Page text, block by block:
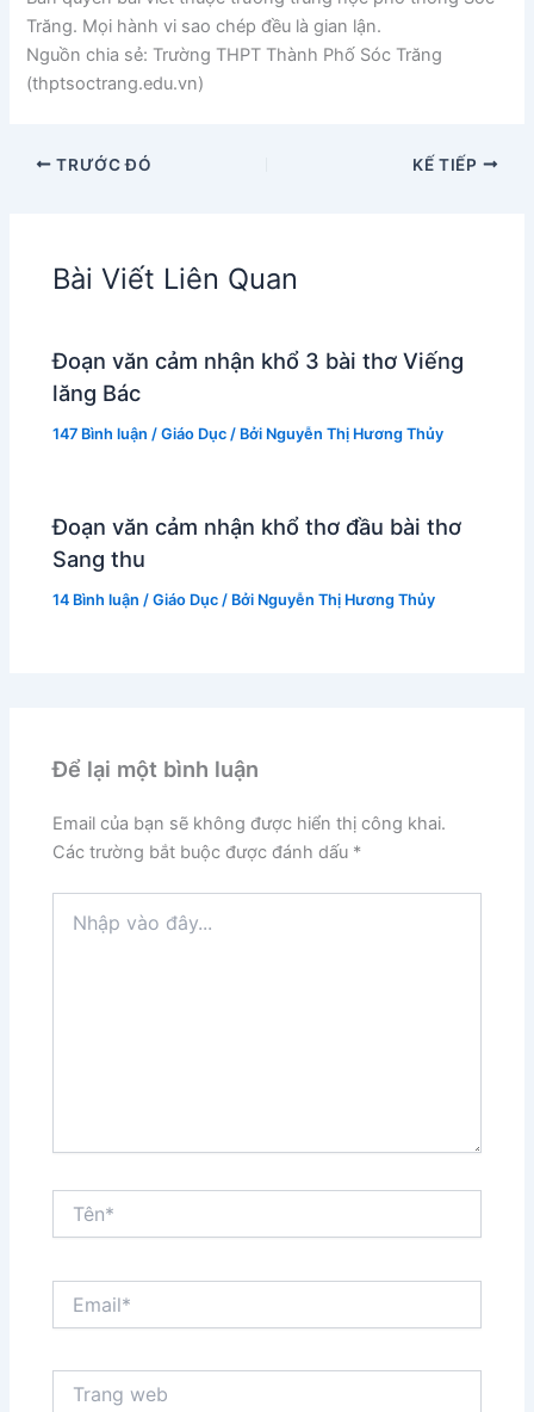
Trăng. Mọi hành vi sao chép đều là gian lận.
Nguồn chia sẻ: Trường THPT Thành Phố Sóc Trăng
(thptsoctrang.edu.vn)
TRƯỚC ĐÓ KẾ TIẾP
Bài Viết Liên Quan
Đoạn văn cảm nhận khổ 3 bài thơ Viếng
lăng Bác
147 Bình luận /Giáo Dục / Bởi Nguyễn Thị Hương Thủy
Đoạn văn cảm nhận khổ thơ đầu bài thơ
Sang thu
14 Bình luận /Giáo Dục / Bởi Nguyễn Thị Hương Thủy
Để lại một bình luận
Email của bạn sẽ không được hiển thị công khai.
Các trường bắt buộc được đánh dấu *
vào
web